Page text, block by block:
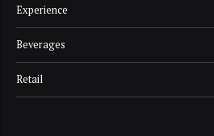
Experience
Beverages
Retail